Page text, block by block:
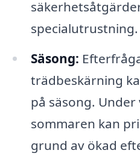
specialutrustning.
Säsong:
trädbeskärning
på säsong. Under
sommaren kan
grund av ökad